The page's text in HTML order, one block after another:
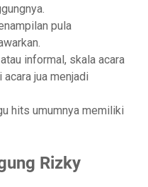
pula
informal, skala acara
jua menjadi
hits umumnya memiliki
Rizky